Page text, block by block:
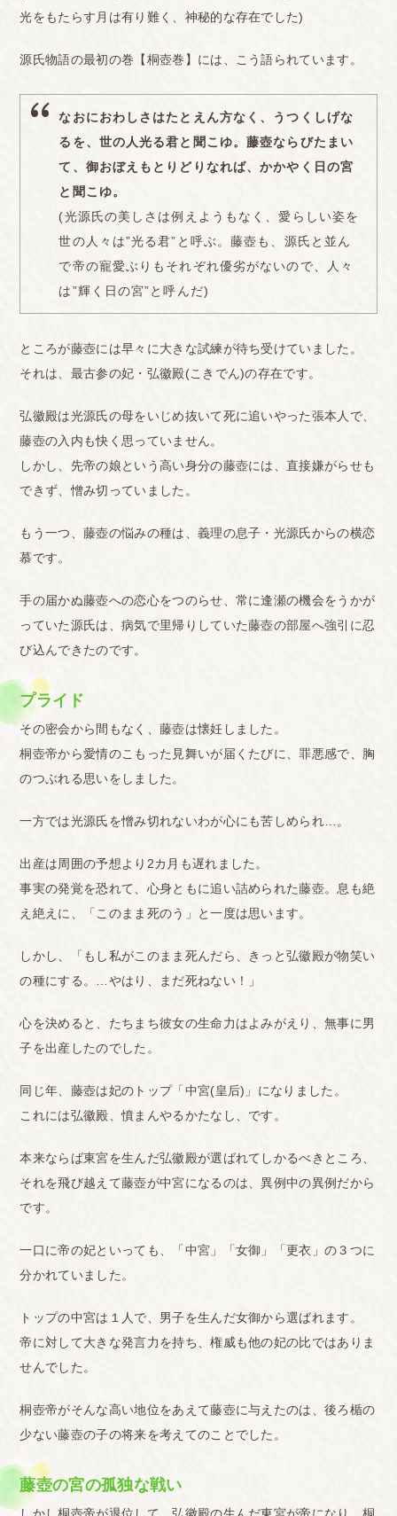
光をもたらす月は有り難く、神秘的な存在でした)
源氏物語の最初の巻【桐壺巻】には、こう語られています。
なおにおわしさはたとえん方なく、うつくしげな
るを、世の人光る君と聞こゆ。藤壺ならびたまい
て、御おぼえもとりどりなれば、かかやく日の宮
と聞こゆ。
(光源氏の美しさは例えようもなく、愛らしい姿を
世の人々は”光る君”と呼ぶ。藤壺も、源氏と並ん
で帝の寵愛ぶりもそれぞれ優劣がないので、人々
は”輝く日の宮”と呼んだ)
ところが藤壺には早々に大きな試練が待ち受けていました。
それは、最古参の妃・弘徽殿(こきでん)の存在です。
弘徽殿は光源氏の母をいじめ抜いて死に追いやった張本人で、
藤壺の入内も快く思っていません。
しかし、先帝の娘という高い身分の藤壺には、直接嫌がらせも
できず、憎み切っていました。
もう一つ、藤壺の悩みの種は、義理の息子・光源氏からの横恋
慕です。
手の届かぬ藤壺への恋心をつのらせ、常に逢瀬の機会をうかが
っていた源氏は、病気で里帰りしていた藤壺の部屋へ強引に忍
び込んできたのです。
プライド
その密会から間もなく、藤壺は懐妊しました。
桐壺帝から愛情のこもった見舞いが届くたびに、罪悪感で、胸
のつぶれる思いをしました。
一方では光源氏を憎み切れないわが心にも苦しめられ…。
出産は周囲の予想より2カ月も遅れました。
事実の発覚を恐れて、心身ともに追い詰められた藤壺。息も絶
え絶えに、「このまま死のう」と一度は思います。
しかし、「もし私がこのまま死んだら、きっと弘徽殿が物笑い
の種にする。…やはり、まだ死ねない！」
心を決めると、たちまち彼女の生命力はよみがえり、無事に男
子を出産したのでした。
同じ年、藤壺は妃のトップ「中宮(皇后)」になりました。
これには弘徽殿、憤まんやるかたなし、です。
本来ならば東宮を生んだ弘徽殿が選ばれてしかるべきところ、
それを飛び越えて藤壺が中宮になるのは、異例中の異例だから
です。
一口に帝の妃といっても、「中宮」「女御」「更衣」の３つに
分かれていました。
トップの中宮は１人で、男子を生んだ女御から選ばれます。
帝に対して大きな発言力を持ち、権威も他の妃の比ではありま
せんでした。
桐壺帝がそんな高い地位をあえて藤壺に与えたのは、後ろ楯の
少ない藤壺の子の将来を考えてのことでした。
藤壺の宮の孤独な戦い
しかし桐壺帝が退位して、弘徽殿の生んだ東宮が帝になり、桐